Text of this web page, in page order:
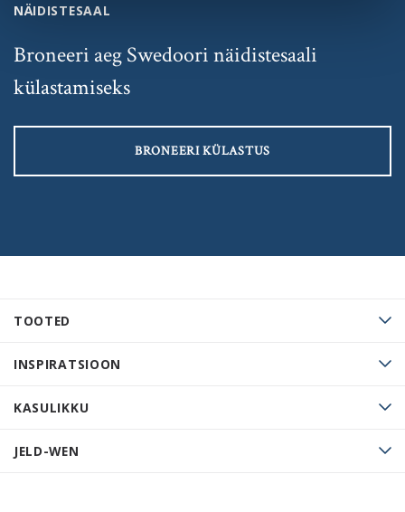
TOOTED
INSPIRATSIOON
KASULIKKU
JELD-WEN
NÄIDISTESAAL
Broneeri aeg Swedoori näidistesaali
külastamiseks
BRONEERI KÜLASTUS